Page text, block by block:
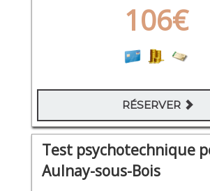
106€
RÉSERVER
Test psychotechnique
Aulnay-sous-Bois